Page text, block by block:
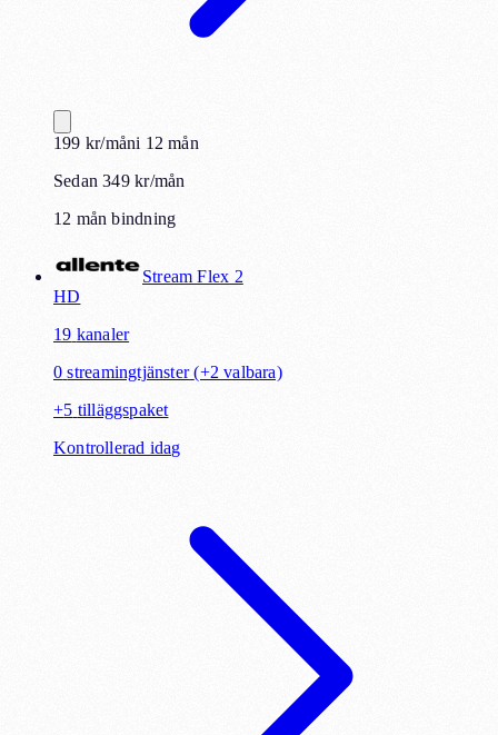
199 kr/måni 12 mån
Sedan 349 kr/mån
12 mån bindning
Stream Flex 2
HD
19 kanaler
0 streamingtjänster (+2 valbara)
+5 tilläggspaket
Kontrollerad idag